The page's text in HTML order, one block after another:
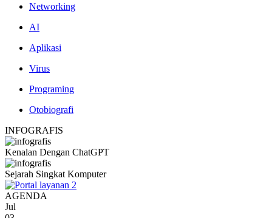
Networking
AI
Aplikasi
Virus
Programing
Otobiografi
INFOGRAFIS
Kenalan Dengan ChatGPT
Sejarah Singkat Komputer
AGENDA
Jul